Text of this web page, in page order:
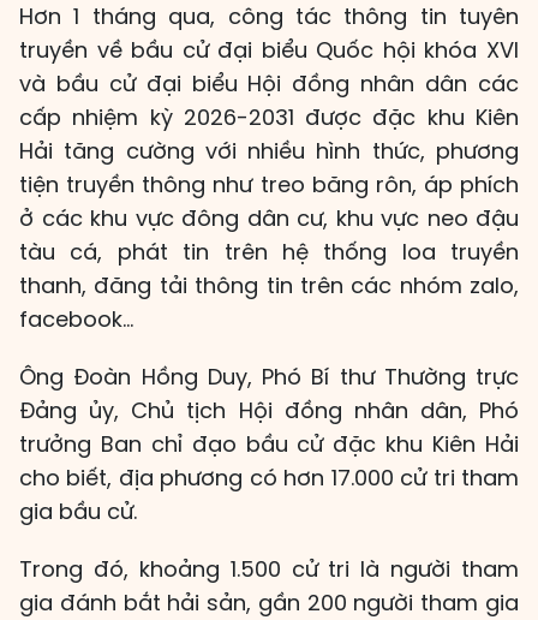
Hơn 1 tháng qua, công tác thông tin tuyên
truyền về bầu cử đại biểu Quốc hội khóa XVI
và bầu cử đại biểu Hội đồng nhân dân các
cấp nhiệm kỳ 2026-2031 được đặc khu Kiên
Hải tăng cường với nhiều hình thức, phương
tiện truyền thông như treo băng rôn, áp phích
ở các khu vực đông dân cư, khu vực neo đậu
tàu cá, phát tin trên hệ thống loa truyền
thanh, đăng tải thông tin trên các nhóm zalo,
facebook…
Ông Đoàn Hồng Duy, Phó Bí thư Thường trực
Đảng ủy, Chủ tịch Hội đồng nhân dân, Phó
trưởng Ban chỉ đạo bầu cử đặc khu Kiên Hải
cho biết, địa phương có hơn 17.000 cử tri tham
gia bầu cử.
Trong đó, khoảng 1.500 cử tri là người tham
gia đánh bắt hải sản, gần 200 người tham gia